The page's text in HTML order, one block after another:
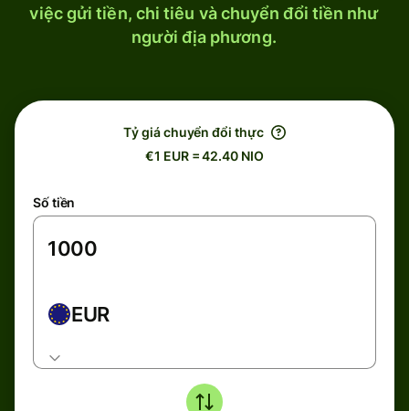
việc gửi tiền, chi tiêu và chuyển đổi tiền như
người địa phương.
Tỷ giá chuyển đổi thực
€1 EUR = 42.40 NIO
Số tiền
EUR